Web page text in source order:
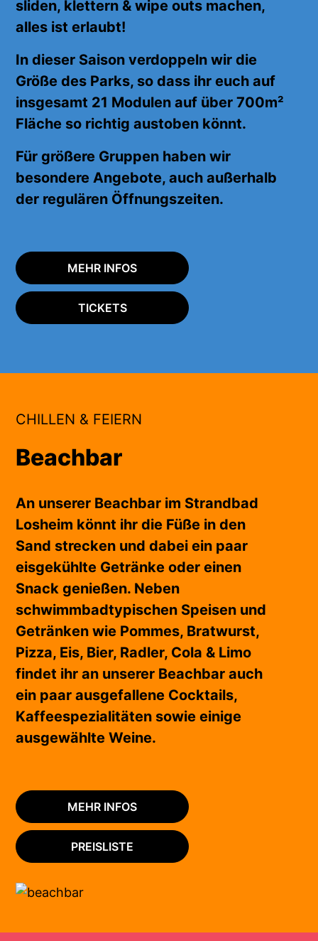
sliden, klettern & wipe outs machen,
alles ist erlaubt!
In dieser Saison verdoppeln wir die
Größe des Parks, so dass ihr euch auf
insgesamt 21 Modulen auf über 700m²
Fläche so richtigaustoben könnt.
Für größere Gruppen haben wir
besondere Angebote, auch außerhalb
der regulären Öffnungszeiten.
MEHR INFOS
TICKETS
CHILLEN & FEIERN
Beachbar
An unserer Beachbar im Strandbad
Losheim könnt ihr die Füße in den
Sand strecken und dabei ein paar
eisgekühlte Getränke oder einen
Snack genießen. Neben
schwimmbadtypischen Speisen und
Getränken wie Pommes, Bratwurst,
Pizza, Eis, Bier, Radler, Cola & Limo
findet ihr an unserer Beachbar auch
ein paar ausgefallene Cocktails,
Kaffeespezialitäten sowie einige
ausgewählte Weine.
MEHR INFOS
PREISLISTE